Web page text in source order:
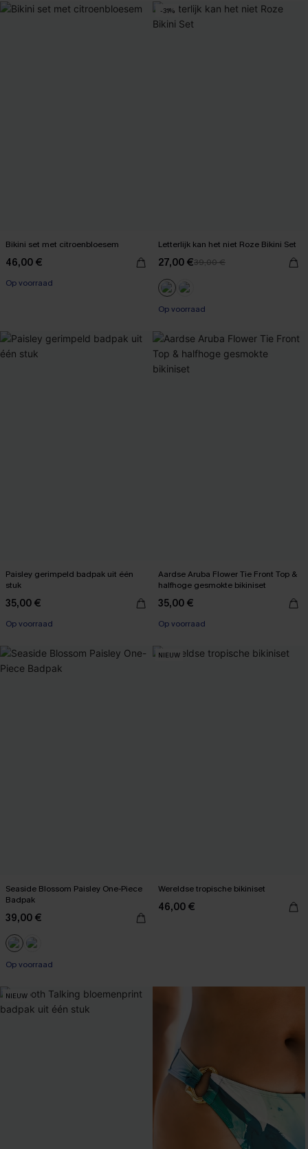
Bikini set met citroenbloesem
46,00 €
Op voorraad
-31%
Letterlijk kan het niet Roze Bikini Set
27,00 €39,00 €
Op voorraad
Paisley gerimpeld badpak uit één
stuk
35,00 €
Op voorraad
Aardse Aruba Flower Tie Front Top &
halfhoge gesmokte bikiniset
35,00 €
Op voorraad
Seaside Blossom Paisley One-Piece
Badpak
39,00 €
【AG18】2 met 10% korting
Op voorraad
NIEUW
Wereldse tropische bikiniset
46,00 €
NIEUW